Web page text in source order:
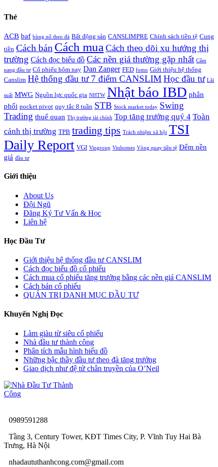
Thẻ
ACB baf bùng nổ theo đà Bất động sản CANSLIMPRE Chính sách tiền tệ Cung
tiền Cách bán Cách mua Cách theo dõi xu hướng thị
trường Cách đọc biểu đồ Các nền giá thường gặp nhất Cẩm
nang đầu tư Cổ phiếu hôm nay Dan Zanger FED fomo Giới thiệu hệ thống
Canslim Hệ thống đầu tư 7 điểm CANSLIMHọc đầu tư Lãi
suất MWG Nguồn lực quốc gia NHTW Nhật báo IBD phân
phối pocket pivot quy tắc 8 tuần STB Stock market today Swing
Trading thuế quan Thị trường tài chính Top tăng trưởng quý 4 Toàn
cảnh thị trường TPB trading tips Trách nhiệm xã hội TSI
Daily Report VGI Vingroup Vinhomes Vòng quay tiền tệ Đếm nền
giá đầu tư
Giới thiệu
About Us
Đội Ngũ
Đăng Ký Tư Vấn & Học
Liên hệ
Học Đầu Tư
Giới thiệu hệ thống đầu tư CANSLIM
Cách đọc biểu đồ cổ phiếu
Cách mua cổ phiếu tăng trưởng bằng các nền giá CANSLIM
Cách bán cổ phiếu
QUẢN TRỊ DANH MỤC ĐẦU TƯ
Khuyến Nghị Đọc
Làm giàu từ siêu cổ phiếu
Nhà đầu tư thành công
Phân tích mẫu hình biểu đồ
Những bậc thầy đầu tư theo đà tăng trưởng
Giao dịch như đệ tử chân truyền của O’Neil
0989591288
Tầng 3, Century Tower, KĐT Times City, P. Vĩnh Tuy Hai Bà
Trưng, Hà Nội
nhadaututhanhcong.com@gmail.com